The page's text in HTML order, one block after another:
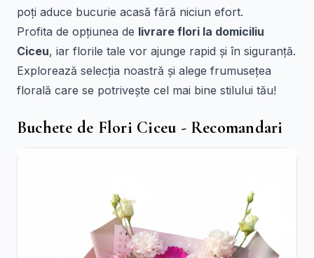
poți aduce bucurie acasă fără niciun efort.
Profita de opțiunea de livrare flori la domiciliu
Ciceu, iar florile tale vor ajunge rapid și în siguranță.
Explorează selecția noastră și alege frumusețea
florală care se potrivește cel mai bine stilului tău!
Buchete de Flori Ciceu - Recomandari